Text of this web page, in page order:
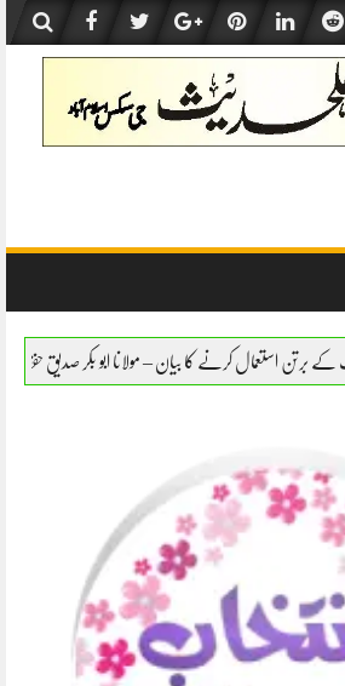
مولانا ابو بکر صدیق حفظہ اللہ اہل کتاب کے برتن